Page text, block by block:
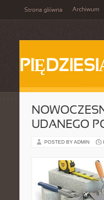
Strona główna Archiwum
UDANEGO
POSTED BY ADMIN